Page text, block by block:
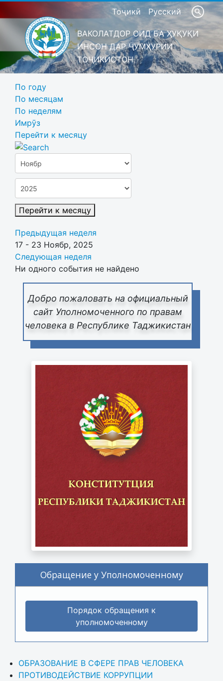
Тоҷикӣ Русский
ВАКОЛАТДОР ОИД БА ҲУҚУҚИ
ИНСОН ДАР ҶУМҲУРИИ
ТОҶИКИСТОН
Добро пожаловать на официальный
сайт Уполномоченного по правам
человека в Республике Таджикистан
Обращение у Уполномоченному
Порядок обращения к
уполномоченному
ОБРАЗОВАНИЕ В СФЕРЕ ПРАВ ЧЕЛОВЕКА
ПРОТИВОДЕЙСТВИЕ КОРРУПЦИИ
По году
По месяцам
По неделям
Имрӯз
Перейти к месяцу
Перейти к месяцу
Предыдущая неделя
17 - 23 Ноябр, 2025
Следующая неделя
Ни одного события не найдено